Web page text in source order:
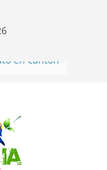
en cantón
prisión a